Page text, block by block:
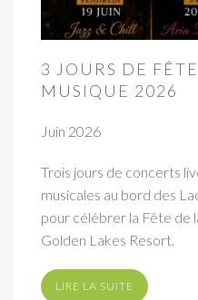
3 JOURS DE
MUSIQUE 2026
Juin 2026
Trois jours de concerts
musicales au bord des
pour célébrer la Fête de
Golden Lakes Resort.
LIRE LA SUITE